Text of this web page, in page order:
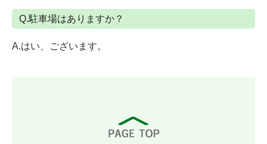
Q.駐車場はありますか？
A.はい、ございます。